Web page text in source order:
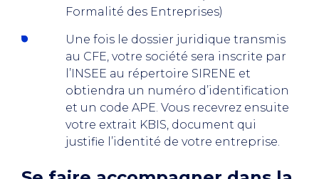
Formalité des Entreprises)
Une fois le dossier juridique transmis
au CFE, votre société sera inscrite par
l’INSEE au répertoire SIRENE et
obtiendra un numéro d’identification
et un code APE. Vous recevrez ensuite
votre extrait KBIS, document qui
justifie l’identité de votre entreprise.